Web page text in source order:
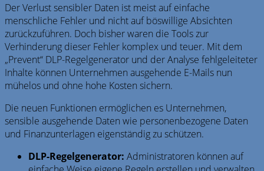
Der Verlust sensibler Daten ist meist auf einfache
menschliche Fehler und nicht auf böswillige Absichten
zurückzuführen. Doch bisher waren die Tools zur
Verhinderung dieser Fehler komplex und teuer. Mit dem
„Prevent“ DLP-Regelgenerator und der Analyse fehlgeleiteter
Inhalte können Unternehmen ausgehende E-Mails nun
mühelos und ohne hohe Kosten sichern.
Die neuen Funktionen ermöglichen es Unternehmen,
sensible ausgehende Daten wie personenbezogene Daten
und Finanzunterlagen eigenständig zu schützen.
DLP-Regelgenerator: Administratoren können auf